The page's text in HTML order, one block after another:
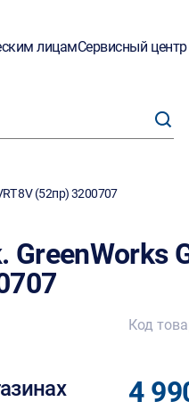
лицамСервисный центр
8V (52пр) 3200707
GreenWorks
Код
4